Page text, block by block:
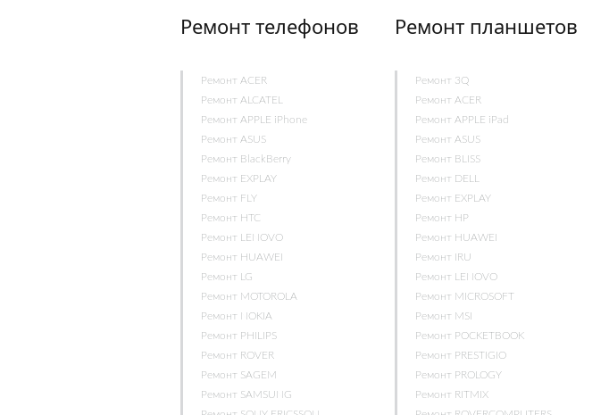
Ремонт телефонов
Ремонт ACER
Ремонт ALCATEL
Ремонт APPLE iPhone
Ремонт ASUS
Ремонт BlackBerry
Ремонт EXPLAY
Ремонт FLY
Ремонт HTC
Ремонт LENOVO
Ремонт HUAWEI
Ремонт LG
Ремонт MOTOROLA
Ремонт NOKIA
Ремонт PHILIPS
Ремонт ROVER
Ремонт SAGEM
Ремонт SAMSUNG
Ремонт планшетов
Ремонт 3Q
Ремонт ACER
Ремонт APPLE iPad
Ремонт ASUS
Ремонт BLISS
Ремонт DELL
Ремонт EXPLAY
Ремонт HP
Ремонт HUAWEI
Ремонт IRU
Ремонт LENOVO
Ремонт MICROSOFT
Ремонт MSI
Ремонт POCKETBOOK
Ремонт PRESTIGIO
Ремонт PROLOGY
Ремонт RITMIX